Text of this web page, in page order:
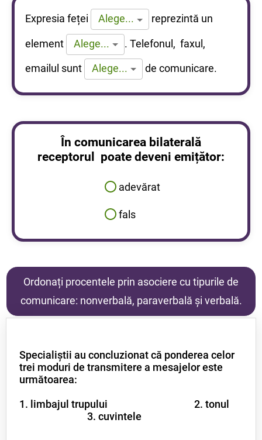
Expresia feței Alege... reprezintă un
element Alege... . Telefonul, faxul,
emailul sunt Alege... de comunicare.
În comunicarea bilaterală
receptorul poate deveni emițător:
adevărat
fals
Ordonați procentele prin asociere cu tipurile de
comunicare: nonverbală, paraverbală și verbală.
Specialiştii au concluzionat că ponderea celor
trei moduri de transmitere a mesajelor este
următoarea:
1. limbajul trupului
2. tonul
3. cuvintele